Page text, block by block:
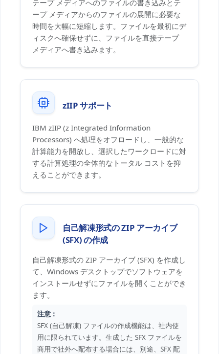
テープ メディアへのファイルの書き込みとテ
ープ メディアからのファイルの展開に必要な
時間を大幅に短縮します。ファイルを最初にデ
ィスクへ確保せずに、ファイルを直接テープ
メディアへ書き込みます。
zIIP サポート
IBM zIIP (z Integrated Information
Processors) へ処理をオフロードし、一般的な
計算能力を開放し、選択したワークロードに対
する計算処理の全体的なトータル コストを抑
えることができます。
自己解凍形式の ZIP アーカイブ
(SFX) の作成
自己解凍形式の ZIP アーカイブ (SFX) を作成し
て、Windows デスクトップでソフトウェアを
インストールせずにファイルを開くことができ
ます。
注意：
SFX (自己解凍) ファイルの作成機能は、社内使
用に限られています。生成した SFX ファイルを
商用で社外へ配布する場合には、別途、SFX 配